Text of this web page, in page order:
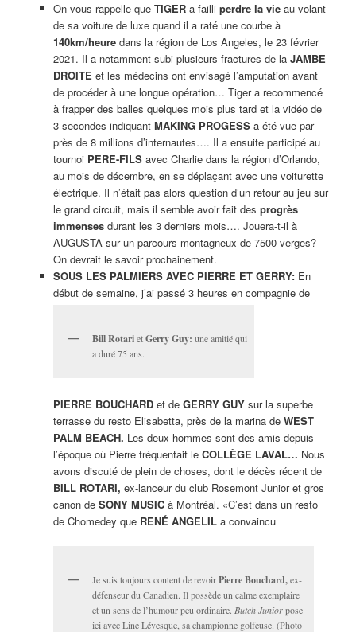
On vous rappelle que TIGERa failli perdre la vieau volant
de sa voiture de luxe quand il a raté une courbe à
140km/heuredans la région de Los Angeles, le 23 février
2021. Il a notamment subi plusieurs fractures de la JAMBE
DROITE et les médecins ont envisagé l’amputation avant
de procéder à une longue opération… Tiger a recommencé
à frapper des balles quelques mois plus tard et la vidéo de
3 secondes indiquant MAKING PROGESSa été vue par
près de 8 millions d’internautes…. Il a ensuite participé au
tournoi PÈRE-FILSavec Charlie dans la région d’Orlando,
au mois de décembre, en se déplaçant avec une voiturette
électrique. Il n’était pas alors question d’un retour au jeu sur
le grand circuit, mais il semble avoir fait des progrès
immensesdurant les 3 derniers mois…. Jouera-t-il à
AUGUSTA sur un parcours montagneux de 7500 verges?
On devrait le savoir prochainement.
SOUS LES PALMIERS AVEC PIERRE ET GERRY:En
début de semaine, j’ai passé 3 heures en compagnie de
Bill RotarietGerry Guy: une amitié qui
a duré 75 ans.
PIERRE BOUCHARDet de GERRY GUYsur la superbe
terrasse du resto Elisabetta, près de la marina de WEST
PALM BEACH. Les deux hommes sont des amis depuis
l’époque où Pierre fréquentait le COLLÈGE LAVAL… Nous
avons discuté de plein de choses, dont le décès récent de
BILL ROTARI, ex-lanceur du club Rosemont Junior et gros
canon de SONY MUSICà Montréal. «C’est dans un resto
de Chomedey que RENÉ ANGELILa convaincu
Je suis toujours content de revoirPierre Bouchard,ex-
défenseur du Canadien. Il possède un calme exemplaire
et un sens de l’humour peu ordinaire. Butch Juniorpose
ici avec Line Lévesque, sa championne golfeuse. (Photo